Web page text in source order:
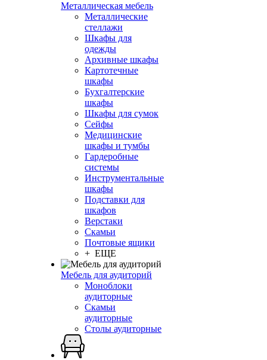
Металлическая мебель
Металлические
стеллажи
Шкафы для
одежды
Архивные шкафы
Картотечные
шкафы
Бухгалтерские
шкафы
Шкафы для сумок
Сейфы
Медицинские
шкафы и тумбы
Гардеробные
системы
Инструментальные
шкафы
Подставки для
шкафов
Верстаки
Скамьи
Почтовые ящики
+ ЕЩЕ
Мебель для аудиторий
Моноблоки
аудиторные
Скамьи
аудиторные
Столы аудиторные